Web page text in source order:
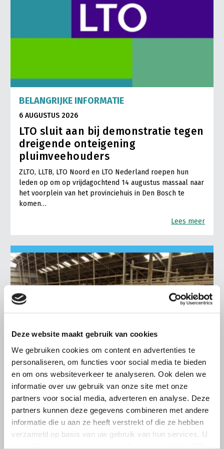
Deze website maakt gebruik van cookies
We gebruiken cookies om content en advertenties te
personaliseren, om functies voor social media te bieden
en om ons websiteverkeer te analyseren. Ook delen we
informatie over uw gebruik van onze site met onze
partners voor social media, adverteren en analyse. Deze
partners kunnen deze gegevens combineren met andere
informatie die u aan ze heeft verstrekt of die ze hebben
verzameld op basis van uw gebruik van hun services. U
BELANGRIJKE INFORMATIE
6 AUGUSTUS 2026
LTO sluit aan bij demonstratie tegen
dreigende onteigening
pluimveehouders
ZLTO, LLTB, LTO Noord en LTO Nederland roepen hun
leden op om op vrijdagochtend 14 augustus massaal naar
het voorplein van het provinciehuis in Den Bosch te
komen…
Lees meer
LTO LOBBY
6 AUGUSTUS 2026
Kamerlid Goudzwaard (JA21)